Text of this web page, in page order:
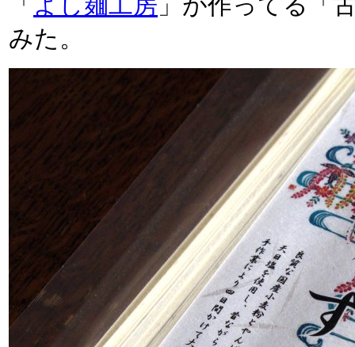
「 よし麺工房 」が作ってる「
みた。